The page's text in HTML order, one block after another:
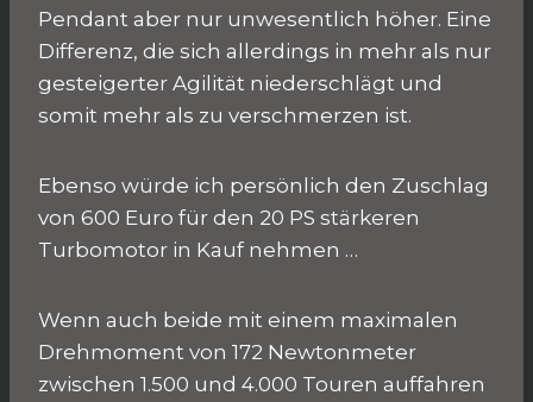
Pendant aber nur unwesentlich höher. Eine
Differenz, die sich allerdings in mehr als nur
gesteigerter Agilität niederschlägt und
somit mehr als zu verschmerzen ist.
Ebenso würde ich persönlich den Zuschlag
von 600 Euro für den 20 PS stärkeren
Turbomotor in Kauf nehmen …
Wenn auch beide mit einem maximalen
Drehmoment von 172 Newtonmeter
zwischen 1.500 und 4.000 Touren auffahren